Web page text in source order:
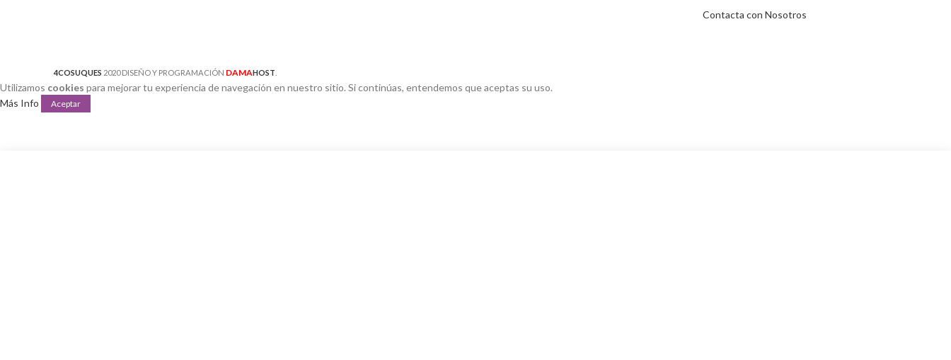
Contacta con Nosotros
4COSUQUES 2020 DISEÑO Y PROGRAMACIÓN DAMAHOST
Utilizamos cookies para mejorar tu experiencia de navegación en nuestro sitio. Si continúas, entendemos que aceptas su uso.
Más Info
Aceptar